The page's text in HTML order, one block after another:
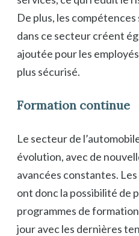
De plus, les
dans ce secteur créent
ajoutée pour les
plus sécurisé.
Formation continue
Le secteur de
évolution, avec de
avancées constantes.
ont donc la possibilité de
programmes de
jour avec les dernières